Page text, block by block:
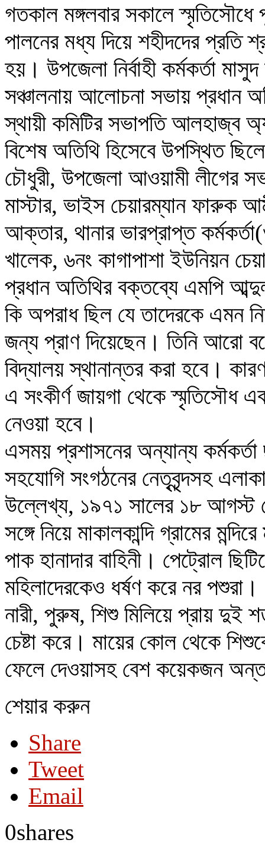
গতকাল মঙ্গলবার সকালে
পালনের মধ্য দিয়ে শহীদদের প্রতি
হয়। উপজেলা নির্বাহী কর্মকর্তা
সঞ্চালনায় আলোচনা সভায় প্রধান
স্থায়ী কমিটির সভাপতি আলহাজ্ব
বিশেষ অতিথি হিসেবে উপস্থিত
চৌধুরী, উপজেলা আওয়ামী লীগের
মাস্টার, ভাইস চেয়ারম্যান ফারুক
আক্তার, থানার ভারপ্রাপ্ত
খালেক, ৬নং কাগাপাশা ইউনিয়ন
প্রধান অতিথির বক্তব্যে এমপি
কি অপরাধ ছিল যে তাদেরকে এমন
জন্য প্রাণ দিয়েছেন। তিনি আরো
বিদ্যালয় স্থানান্তর করা হবে।
এ সংকীর্ণ জায়গা থেকে স্মৃতিসৌধ
নেওয়া হবে।
এসময় প্রশাসনের অন্যান্য
সহযোগি সংগঠনের নেতৃবৃন্দসহ
উল্লেখ্য, ১৯৭১ সালের ১৮ আগস্ট
সঙ্গে নিয়ে মাকালকান্দি গ্রামের
পাক হানাদার বাহিনী। পেট্রোল
মহিলাদেরকেও ধর্ষণ করে নর
নারী, পুরুষ, শিশু মিলিয়ে প্রায় দুই
চেষ্টা করে। মায়ের কোল থেকে
ফেলে দেওয়াসহ বেশ কয়েকজন
শেয়ার করুন
Share
Tweet
Email
0shares